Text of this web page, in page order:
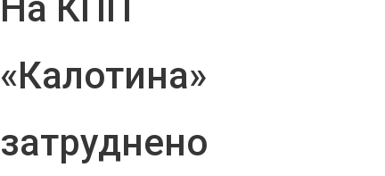
«Калотина»
затруднено